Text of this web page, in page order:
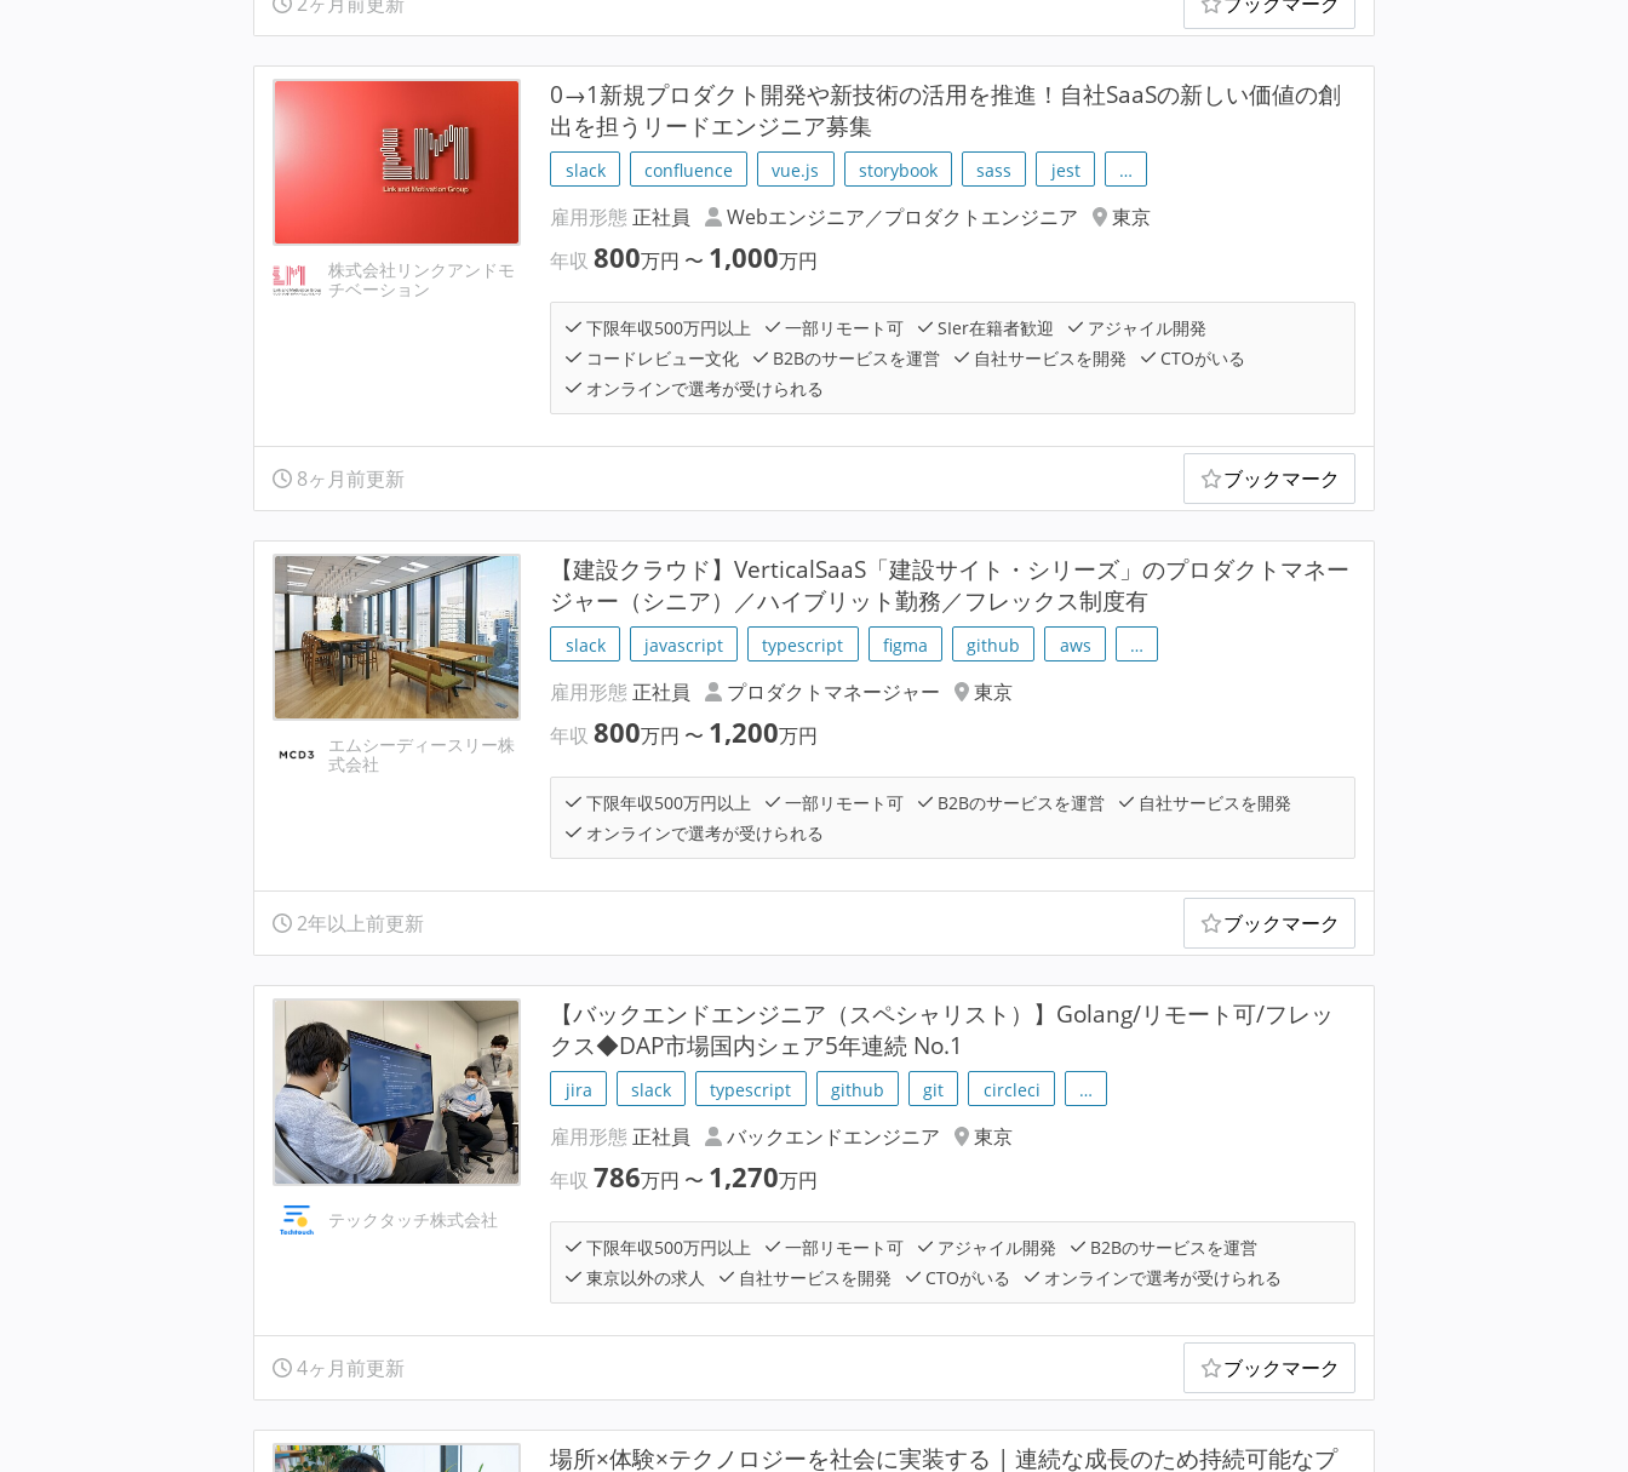
株式会社リンクアンドモ
チベーション
0→1新規プロダクト開発や新技術の活用を推進！自社SaaSの新しい価値の創
出を担うリードエンジニア募集
slack confluence vue.js storybook sass jest …
雇用形態 正社員 Webエンジニア／プロダクトエンジニア
東京
年収800万円 〜 1,000万円
下限年収500万円以上 一部リモート可 SIer在籍者歓迎
アジャイル開発
コードレビュー文化
B2Bのサービスを運営 自社サービスを開発
CTOがいる
オンラインで選考が受けられる
8ヶ月前更新 ブックマーク
エムシーディースリー株
式会社
【建設クラウド】VerticalSaaS「建設サイト・シリーズ」のプロダクトマネー
ジャー（シニア）／ハイブリット勤務／フレックス制度有
slack javascript typescript figma github aws …
雇用形態 正社員 プロダクトマネージャー
東京
年収800万円 〜 1,200万円
下限年収500万円以上 一部リモート可 B2Bのサービスを運営
自社サービスを開発
オンラインで選考が受けられる
2年以上前更新 ブックマーク
テックタッチ株式会社
【バックエンドエンジニア（スペシャリスト）】Golang/リモート可/フレッ
クス◆DAP市場国内シェア5年連続 No.1
jira slack typescript github git circleci …
雇用形態 正社員 バックエンドエンジニア
東京
年収786万円 〜 1,270万円
下限年収500万円以上 一部リモート可 アジャイル開発
B2Bのサービスを運営
東京以外の求人
自社サービスを開発 CTOがいる オンラインで選考が受けられる
4ヶ月前更新 ブックマーク
場所×体験×テクノロジーを社会に実装する | 連続な成長のため持続可能なプ